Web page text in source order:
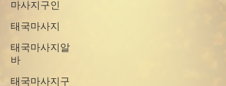
마사지구인
태국마사지
태국마사지알
바
태국마사지구